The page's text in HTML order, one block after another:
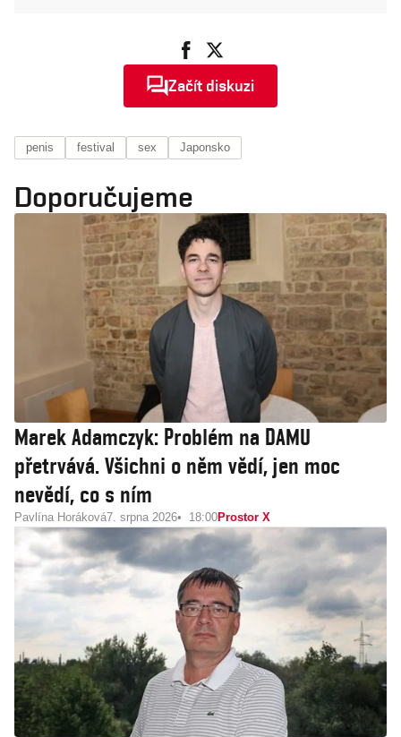
Začít diskuzi
penis festival sex Japonsko
Doporučujeme
Marek Adamczyk: Problém na DAMU
přetrvává. Všichni o něm vědí, jen moc
nevědí, co s ním
Pavlína Horáková7. srpna 2026 18:00Prostor X